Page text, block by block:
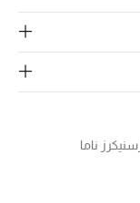
سنيكرز ناما